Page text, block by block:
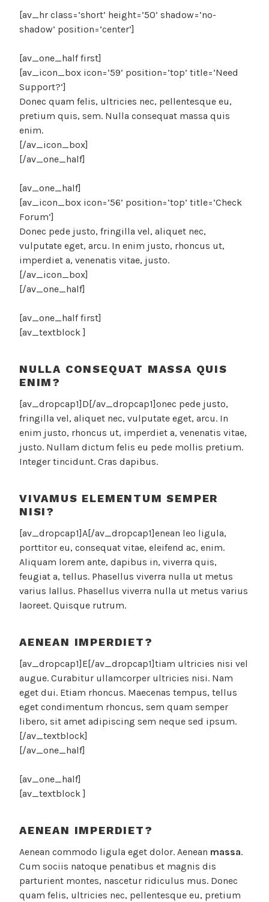
[av_hr class=’short’ height=’50’ shadow=’no-
shadow’ position=’center’]
[av_one_half first]
[av_icon_box icon=’59’ position=’top’ title=’Need
Support?’]
Donec quam felis, ultricies nec, pellentesque eu,
pretium quis, sem. Nulla consequat massa quis
enim.
[/av_icon_box]
[/av_one_half]
[av_one_half]
[av_icon_box icon=’56’ position=’top’ title=’Check
Forum’]
Donec pede justo, fringilla vel, aliquet nec,
vulputate eget, arcu. In enim justo, rhoncus ut,
imperdiet a, venenatis vitae, justo.
[/av_icon_box]
[/av_one_half]
[av_one_half first]
[av_textblock ]
NULLA CONSEQUAT MASSA QUIS
ENIM?
[av_dropcap1]D[/av_dropcap1]onec pede justo,
fringilla vel, aliquet nec, vulputate eget, arcu. In
enim justo, rhoncus ut, imperdiet a, venenatis vitae,
justo. Nullam dictum felis eu pede mollis pretium.
Integer tincidunt. Cras dapibus.
VIVAMUS ELEMENTUM SEMPER
NISI?
[av_dropcap1]A[/av_dropcap1]enean leo ligula,
porttitor eu, consequat vitae, eleifend ac, enim.
Aliquam lorem ante, dapibus in, viverra quis,
feugiat a, tellus. Phasellus viverra nulla ut metus
varius lallus. Phasellus viverra nulla ut metus varius
laoreet. Quisque rutrum.
AENEAN IMPERDIET?
[av_dropcap1]E[/av_dropcap1]tiam ultricies nisi vel
augue. Curabitur ullamcorper ultricies nisi. Nam
eget dui. Etiam rhoncus. Maecenas tempus, tellus
eget condimentum rhoncus, sem quam semper
libero, sit amet adipiscing sem neque sed ipsum.
[/av_textblock]
[/av_one_half]
[av_one_half]
[av_textblock ]
AENEAN IMPERDIET?
Aenean commodo ligula eget dolor. Aenean massa.
Cum sociis natoque penatibus et magnis dis
parturient montes, nascetur ridiculus mus. Donec
quam felis, ultricies nec, pellentesque eu, pretium